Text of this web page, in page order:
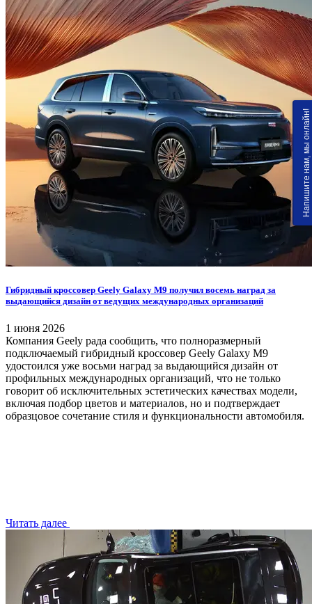
Гибридный кроссовер Geely Galaxy M9 получил восемь наград за
выдающийся дизайн от ведущих международных организаций
1 июня 2026
Компания Geely рада сообщить, что полноразмерный
подключаемый гибридный кроссовер Geely Galaxy M9
удостоился уже восьми наград за выдающийся дизайн от
профильных международных организаций, что не только
говорит об исключительных эстетических качествах модели,
включая подбор цветов и материалов, но и подтверждает
образцовое сочетание стиля и функциональности автомобиля.
Читать далее
Напишите нам, мы онлайн!